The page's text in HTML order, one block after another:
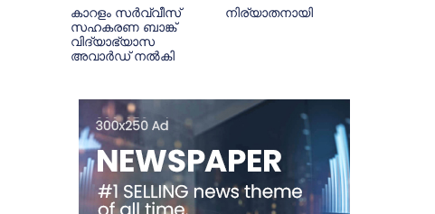
കാറളം സർവ്വീസ്
സഹകരണ ബാങ്ക്
വിദ്യാഭ്യാസ
അവാർഡ് നൽകി
നിര്യാതനായി